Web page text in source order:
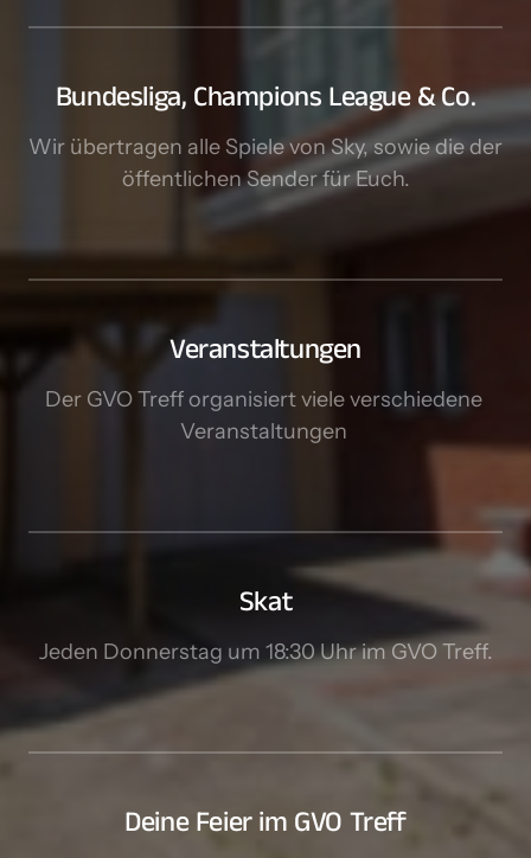
Bundesliga, Champions League & Co.
Wir übertragen alle Spiele von Sky, sowie die der
öffentlichen Sender für Euch.
Veranstaltungen
Der GVO Treff organisiert viele verschiedene
Veranstaltungen
Skat
Jeden Donnerstag um 18:30 Uhr im GVO Treff.
Deine Feier im GVO Treff